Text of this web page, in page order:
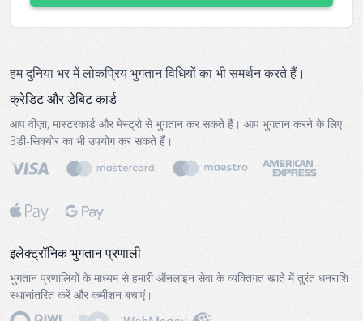
हम दुनिया भर में लोकप्रिय भुगतान विधियों का भी समर्थन करते हैं।
क्रेडिट और डेबिट कार्ड
आप वीज़ा, मास्टरकार्ड और मेस्ट्रो से भुगतान कर सकते हैं। आप भुगतान करने के लिए
3डी-सिक्योर का भी उपयोग कर सकते हैं।
इलेक्ट्रॉनिक भुगतान प्रणाली
भुगतान प्रणालियों के माध्यम से हमारी ऑनलाइन सेवा के व्यक्तिगत खाते में तुरंत धनराशि
स्थानांतरित करें और कमीशन बचाएं।